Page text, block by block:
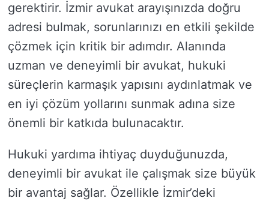
gerektirir. İzmir avukat arayışınızda doğru
adresi bulmak, sorunlarınızı en etkili şekilde
çözmek için kritik bir adımdır. Alanında
uzman ve deneyimli bir avukat, hukuki
süreçlerin karmaşık yapısını aydınlatmak ve
en iyi çözüm yollarını sunmak adına size
önemli bir katkıda bulunacaktır.
Hukuki yardıma ihtiyaç duyduğunuzda,
deneyimli bir avukat ile çalışmak size büyük
bir avantaj sağlar. Özellikle İzmir’deki